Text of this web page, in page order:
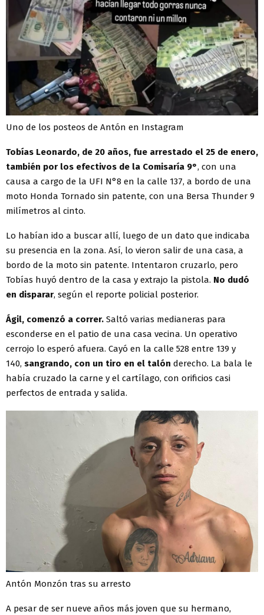
Uno de los posteos de Antón en Instagram
Tobías Leonardo, de 20 años, fue arrestado el 25 de enero,
también por los efectivos de la Comisaría 9°, con una
causa a cargo de la UFI N°8 en la calle 137, a bordo de una
moto Honda Tornado sin patente, con una Bersa Thunder 9
milímetros al cinto.
Lo habían ido a buscar allí, luego de un dato que indicaba
su presencia en la zona. Así, lo vieron salir de una casa, a
bordo de la moto sin patente. Intentaron cruzarlo, pero
Tobías huyó dentro de la casa y extrajo la pistola. No dudó
en disparar, según el reporte policial posterior.
Ágil, comenzó a correr. Saltó varias medianeras para
esconderse en el patio de una casa vecina. Un operativo
cerrojo lo esperó afuera. Cayó en la calle 528 entre 139 y
140, sangrando, con un tiro en el talón derecho. La bala le
había cruzado la carne y el cartílago, con orificios casi
perfectos de entrada y salida.
Antón Monzón tras su arresto
A pesar de ser nueve años más joven que su hermano,